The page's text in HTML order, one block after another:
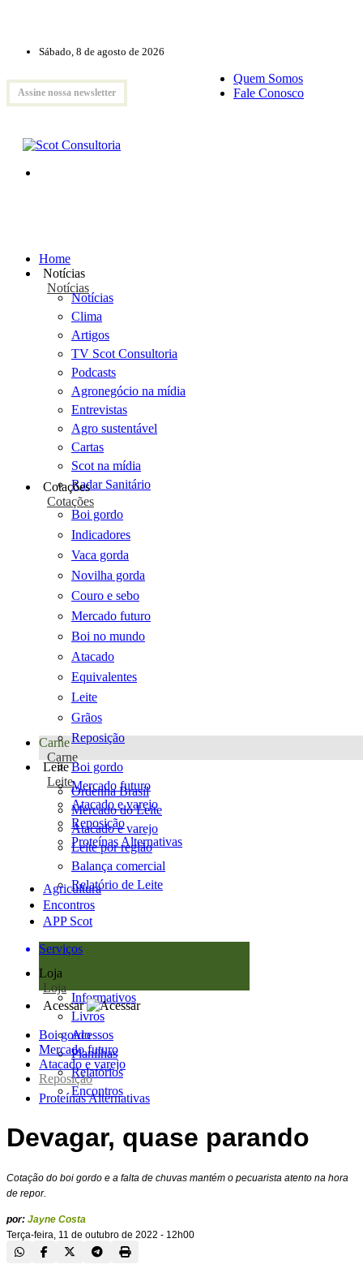
Sábado, 8 de agosto de 2026
Assine nossa newsletter
Quem Somos
Fale Conosco
Home
Notícias
Notícias
Notícias
Clima
Artigos
TV Scot Consultoria
Podcasts
Agronegócio na mídia
Entrevistas
Agro sustentável
Cartas
Scot na mídia
Radar Sanitário
Cotações
Cotações
Boi gordo
Indicadores
Vaca gorda
Novilha gorda
Couro e sebo
Mercado futuro
Boi no mundo
Atacado
Equivalentes
Leite
Grãos
Reposição
Carne
Carne
Boi gordo
Mercado futuro
Atacado e varejo
Reposição
Proteínas Alternativas
Leite
Leite
Ordenha Brasil
Mercado do Leite
Atacado e varejo
Leite por região
Balança comercial
Relatório de Leite
Agricultura
Encontros
APP Scot
Serviços
Loja
Loja
Informativos
Livros
Acessos
Planilhas
Relatórios
Encontros
Acessar
Boi gordo
Mercado futuro
Atacado e varejo
Reposição
Proteínas Alternativas
Devagar, quase parando
Cotação do boi gordo e a falta de chuvas mantém o pecuarista atento na hora
de repor.
por: Jayne Costa
Terça-feira, 11 de outubro de 2022 - 12h00